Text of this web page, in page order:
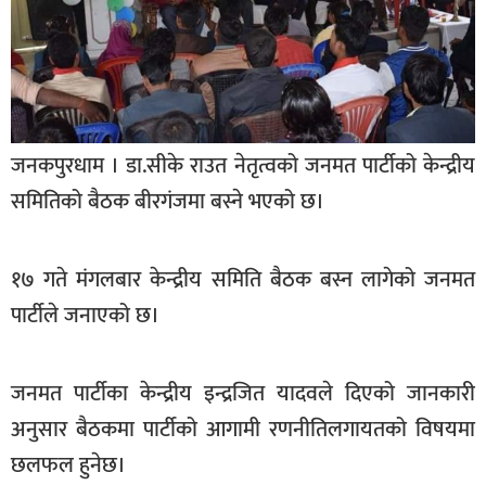
राजनीति
प्रमुख
समाचार
राष्ट्रिय
अन्तराष्ट्रिय
अर्थ
खेलकुद
फोटो
/
भिडियो
जनकपुरधाम । डा.सीके राउत नेतृत्वको जनमत पार्टीको केन्द्रीय
समितिको बैठक बीरगंजमा बस्ने भएको छ।
१७ गते मंगलबार केन्द्रीय समिति बैठक बस्न लागेको जनमत
पार्टीले जनाएको छ।
जनमत पार्टीका केन्द्रीय इन्द्रजित यादवले दिएको जानकारी
अनुसार बैठकमा पार्टीको आगामी रणनीतिलगायतको विषयमा
छलफल हुनेछ।